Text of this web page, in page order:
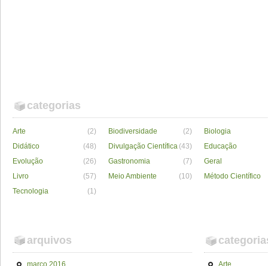
categorias
Arte (2) Biodiversidade (2)
Biologia
Didático
(48) Divulgação Científica (43)
Educação
Evolução
(26) Gastronomia (7)
Geral
Livro
(57) Meio Ambiente (10)
Método Científico
Tecnologia
(1)
arquivos
março 2016 Arte